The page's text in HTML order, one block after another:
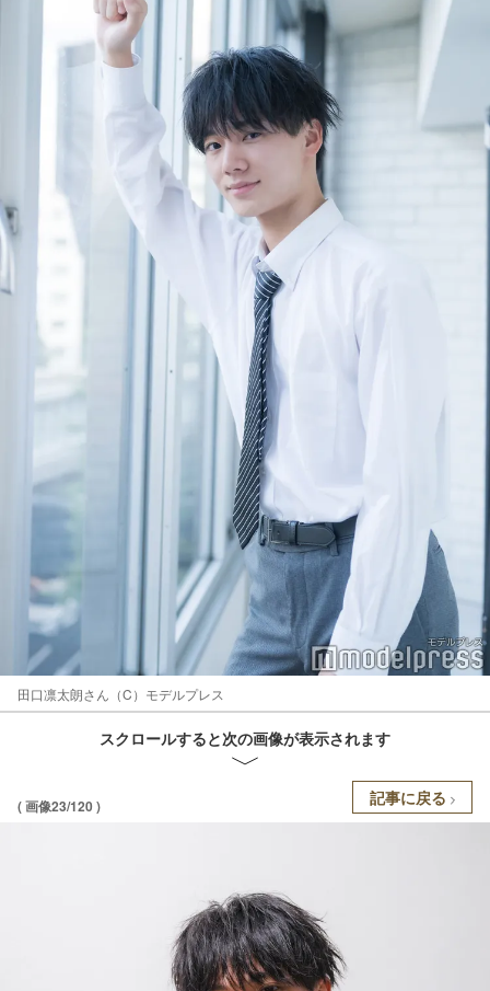
田口凛太朗さん（C）モデルプレス
スクロールすると次の画像が表示されます
( 画像23/120 ) 記事に戻る